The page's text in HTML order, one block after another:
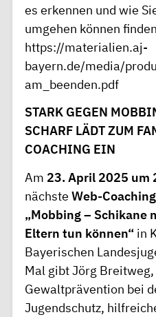
es erkennen und wie
umgehen können
https://materialien.aj-
bayern.de/media/
am_beenden.pdf
STARK GEGEN
SCHARF LÄDT ZUM
COACHING EIN
Am 23. April 2025 um
nächste Web-
„Mobbing – Schikane
Eltern tun können“ in
Bayerischen
Mal gibt Jörg
Gewaltprävention bei
Jugendschutz,